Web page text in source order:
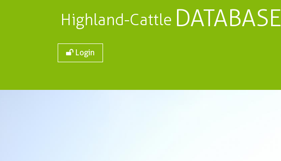
Highland-Cattle DATABASE
Login